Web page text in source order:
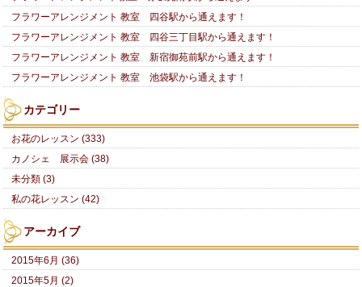
フラワーアレンジメント 教室 四谷駅から通えます！
フラワーアレンジメント 教室 四谷三丁目駅から通えます！
フラワーアレンジメント 教室 新宿御苑前駅から通えます！
フラワーアレンジメント 教室 池袋駅から通えます！
カテゴリー
お花のレッスン (333)
カノシェ 展示会 (38)
未分類 (3)
私の花レッスン (42)
アーカイブ
2015年6月 (36)
2015年5月 (2)